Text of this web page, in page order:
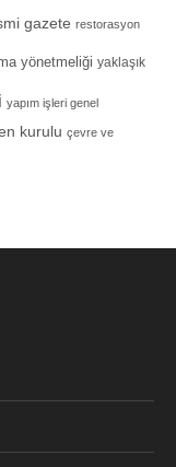
gazete restorasyon
yönetmeliği yaklaşık
yapım işleri genel
kurulu çevre ve